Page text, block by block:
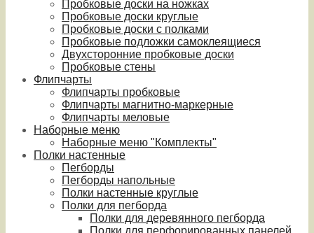
Пробковые доски на ножках
Пробковые доски круглые
Пробковые доски с полками
Пробковые подложки самоклеящиеся
Двухсторонние пробковые доски
Пробковые стены
Флипчарты
Флипчарты пробковые
Флипчарты магнитно-маркерные
Флипчарты меловые
Наборные меню
Наборные меню "Комплекты"
Полки настенные
Пегборды
Пегборды напольные
Полки настенные круглые
Полки для пегборда
Полки для деревянного пегборда
Полки для перфорированных панелей